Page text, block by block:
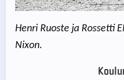
Henri Ruoste ja Rossetti
Nixon.